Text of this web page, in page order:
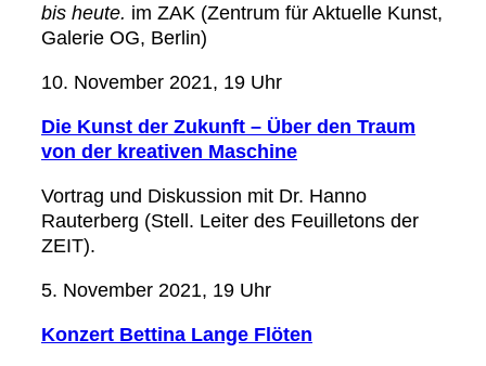
bis heute. im ZAK (Zentrum für Aktuelle Kunst,
Galerie OG, Berlin)
10. November 2021, 19 Uhr
Die Kunst der Zukunft – Über den Traum
von der kreativen Maschine
Vortrag und Diskussion mit Dr. Hanno
Rauterberg (Stell. Leiter des Feuilletons der
ZEIT).
5. November 2021, 19 Uhr
Konzert Bettina Lange Flöten